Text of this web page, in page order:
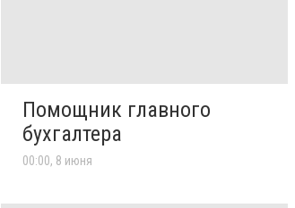
Помощник главного
бухгалтера
00:00, 8 июня